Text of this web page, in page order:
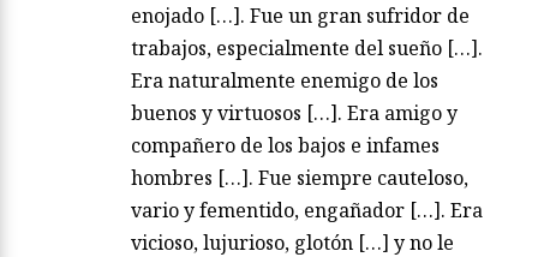
enojado […]. Fue un gran sufridor de
trabajos, especialmente del sueño […].
Era naturalmente enemigo de los
buenos y virtuosos […]. Era amigo y
compañero de los bajos e infames
hombres […]. Fue siempre cauteloso,
vario y fementido, engañador […]. Era
vicioso, lujurioso, glotón […] y no le